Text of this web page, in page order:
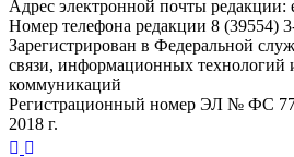
Адрес электронной почты редакции:
Номер телефона редакции 8 (39554)
Зарегистрирован в Федеральной
связи, информационных технологий
коммуникаций
Регистрационный номер ЭЛ № ФС
2018 г.